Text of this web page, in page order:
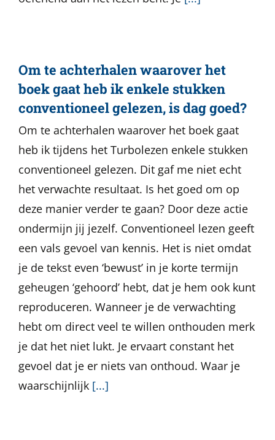
Om te achterhalen waarover het
boek gaat heb ik enkele stukken
conventioneel gelezen, is dag goed?
Om te achterhalen waarover het boek gaat
heb ik tijdens het Turbolezen enkele stukken
conventioneel gelezen. Dit gaf me niet echt
het verwachte resultaat. Is het goed om op
deze manier verder te gaan? Door deze actie
ondermijn jij jezelf. Conventioneel lezen geeft
een vals gevoel van kennis. Het is niet omdat
je de tekst even ‘bewust’ in je korte termijn
geheugen ‘gehoord’ hebt, dat je hem ook kunt
reproduceren. Wanneer je de verwachting
hebt om direct veel te willen onthouden merk
je dat het niet lukt. Je ervaart constant het
gevoel dat je er niets van onthoud. Waar je
waarschijnlijk [...]